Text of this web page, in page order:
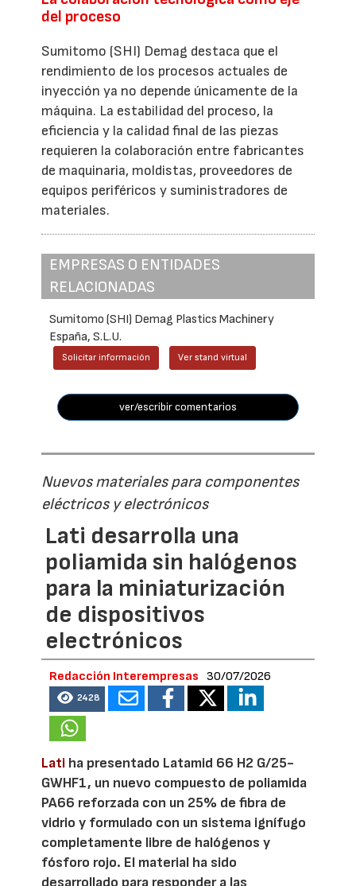
del proceso
Sumitomo (SHI) Demag destaca que el
rendimiento de los procesos actuales de
inyección ya no depende únicamente de la
máquina. La estabilidad del proceso, la
eficiencia y la calidad final de las piezas
requieren la colaboración entre fabricantes
de maquinaria, moldistas, proveedores de
equipos periféricos y suministradores de
materiales.
EMPRESAS O ENTIDADES
RELACIONADAS
Sumitomo (SHI) Demag Plastics Machinery
España, S.L.U.
Solicitar información Ver stand virtual
ver/escribir comentarios
Nuevos materiales para componentes
eléctricos y electrónicos
Lati desarrolla una
poliamida sin halógenos
para la miniaturización
de dispositivos
electrónicos
Redacción Interempresas 30/07/2026
2428
Lati ha presentado Latamid 66 H2 G/25-
GWHF1, un nuevo compuesto de poliamida
PA66 reforzada con un 25% de fibra de
vidrio y formulado con un sistema ignífugo
completamente libre de halógenos y
fósforo rojo. El material ha sido
desarrollado para responder a las